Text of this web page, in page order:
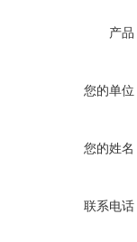
产品
您的单位
您的姓名
联系电话